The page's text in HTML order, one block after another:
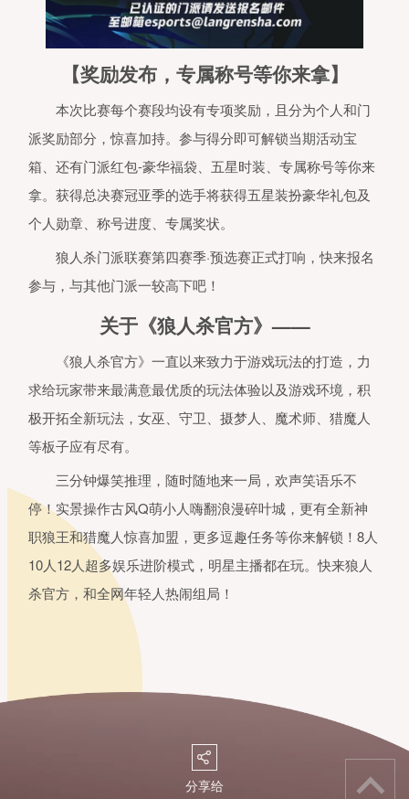
【奖励发布，专属称号等你来拿】
本次比赛每个赛段均设有专项奖励，且分为个人和门
派奖励部分，惊喜加持。参与得分即可解锁当期活动宝
箱、还有门派红包-豪华福袋、五星时装、专属称号等你来
拿。获得总决赛冠亚季的选手将获得五星装扮豪华礼包及
个人勋章、称号进度、专属奖状。
狼人杀门派联赛第四赛季·预选赛正式打响，快来报名
参与，与其他门派一较高下吧！
关于《狼人杀官方》——
《狼人杀官方》一直以来致力于游戏玩法的打造，力
求给玩家带来最满意最优质的玩法体验以及游戏环境，积
极开拓全新玩法，女巫、守卫、摄梦人、魔术师、猎魔人
等板子应有尽有。
三分钟爆笑推理，随时随地来一局，欢声笑语乐不
停！实景操作古风Q萌小人嗨翻浪漫碎叶城，更有全新神
职狼王和猎魔人惊喜加盟，更多逗趣任务等你来解锁！8人
10人12人超多娱乐进阶模式，明星主播都在玩。快来狼人
杀官方，和全网年轻人热闹组局！
򰀂
分享给
过50元人民币，每月充值金额累计
超过200元人民币；16周岁以上的未
年人用户，单次充值金额不得超过
400元人民币。未成年玩家可在周五
21时登录游戏，其他时间无法登录游
4、本产品综合逻辑推理、辩论、表
音交流，与其他用户产生互动，共
成目标，不仅能够带给用户积极愉
情绪体验，且有助于用户提高其逻
理能力、口才表达能力、沟通协作能